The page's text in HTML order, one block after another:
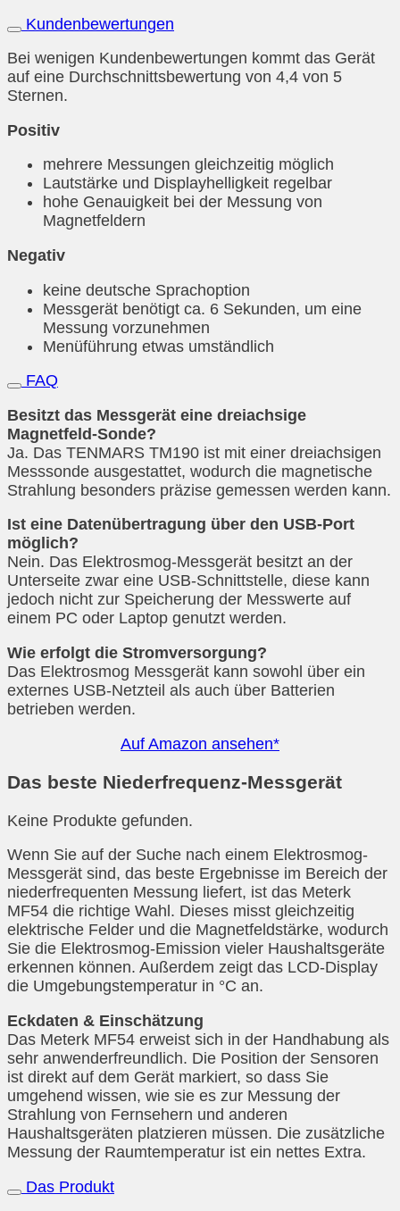
Kundenbewertungen
Bei wenigen Kundenbewertungen kommt das Gerät
auf eine Durchschnittsbewertung von 4,4 von 5
Sternen.
Positiv
mehrere Messungen gleichzeitig möglich
Lautstärke und Displayhelligkeit regelbar
hohe Genauigkeit bei der Messung von
Magnetfeldern
Negativ
keine deutsche Sprachoption
Messgerät benötigt ca. 6 Sekunden, um eine
Messung vorzunehmen
Menüführung etwas umständlich
FAQ
Besitzt das Messgerät eine dreiachsige
Magnetfeld-Sonde?
Ja. Das TENMARS TM190 ist mit einer dreiachsigen
Messsonde ausgestattet, wodurch die magnetische
Strahlung besonders präzise gemessen werden kann.
Ist eine Datenübertragung über den USB-Port
möglich?
Nein. Das Elektrosmog-Messgerät besitzt an der
Unterseite zwar eine USB-Schnittstelle, diese kann
jedoch nicht zur Speicherung der Messwerte auf
einem PC oder Laptop genutzt werden.
Wie erfolgt die Stromversorgung?
Das Elektrosmog Messgerät kann sowohl über ein
externes USB-Netzteil als auch über Batterien
betrieben werden.
Auf Amazon ansehen*
Das beste Niederfrequenz-Messgerät
Keine Produkte gefunden.
Wenn Sie auf der Suche nach einem Elektrosmog-
Messgerät sind, das beste Ergebnisse im Bereich der
niederfrequenten Messung liefert, ist das Meterk
MF54 die richtige Wahl. Dieses misst gleichzeitig
elektrische Felder und die Magnetfeldstärke, wodurch
Sie die Elektrosmog-Emission vieler Haushaltsgeräte
erkennen können. Außerdem zeigt das LCD-Display
die Umgebungstemperatur in °C an.
Eckdaten & Einschätzung
Das Meterk MF54 erweist sich in der Handhabung als
sehr anwenderfreundlich. Die Position der Sensoren
ist direkt auf dem Gerät markiert, so dass Sie
umgehend wissen, wie sie es zur Messung der
Strahlung von Fernsehern und anderen
Haushaltsgeräten platzieren müssen. Die zusätzliche
Messung der Raumtemperatur ist ein nettes Extra.
Das Produkt